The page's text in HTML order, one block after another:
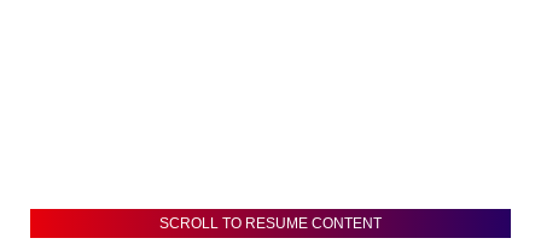
SCROLL TO RESUME CONTENT